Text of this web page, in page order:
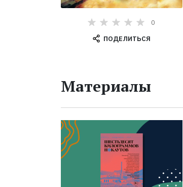
0
ПОДЕЛИТЬСЯ
Материалы